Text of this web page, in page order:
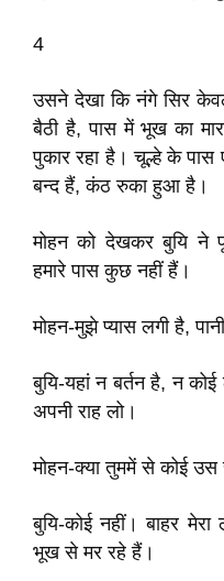
4
उसने देखा कि नंगे सिर
बैठी है, पास में भूख का
पुकार रहा है। चूल्हे के
बन्द हैं, कंठ रुका हुआ है।
मोहन को देखकर बुयि ने
हमारे पास कुछ नहीं हैं।
मोहन-मुझे प्यास लगी है,
बुयि-यहां न बर्तन है, न
अपनी राह लो।
मोहन-क्या तुममें से कोई उस
बुयि-कोई नहीं। बाहर
भूख से मर रहे हैं।